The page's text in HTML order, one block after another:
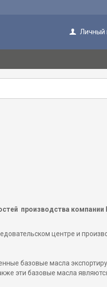
Личный
производства компании
центре и
базовые масла
эти базовые масла